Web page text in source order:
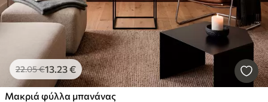
22.05€13 .23€
Μακριά φύλλα μπανάνας